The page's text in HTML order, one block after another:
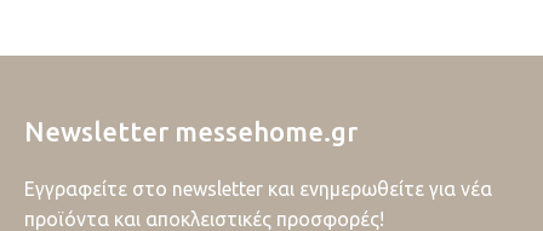
Newsletter messehome.gr
Εγγραφείτε στο newsletter και ενημερωθείτε για νέα
προϊόντα και αποκλειστικές προσφορές!